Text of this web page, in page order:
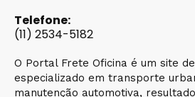
Telefone:
(11) 2534-5182
O Portal Frete Oficina é um site
especializado em transporte
manutenção automotiva,